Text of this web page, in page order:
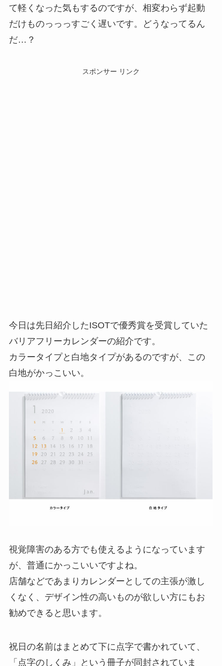
て軽くなった気もするのですが、相変わらず起動
だけものっっっすごく遅いです。どうなってるん
だ…？
スポンサー リンク
今日は先日紹介したISOTで優秀賞を受賞していた
バリアフリーカレンダーの紹介です。
カラータイプと白地タイプがあるのですが、この
白地がかっこいい。
視覚障害のある方でも使えるようになっています
が、普通にかっこいいですよね。
店舗などであまりカレンダーとしての主張が激し
くなく、デザイン性の高いものが欲しい方にもお
勧めできると思います。
祝日の名前はまとめて下に点字で書かれていて、
「点字のしくみ」という冊子が同封されていま